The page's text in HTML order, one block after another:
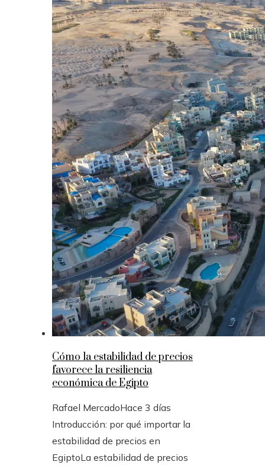
Cómo la estabilidad de precios
favorece la resiliencia
económica de Egipto
Rafael MercadoHace 3 días
Introducción: por qué importar la
estabilidad de precios en
EgiptoLa estabilidad de precios